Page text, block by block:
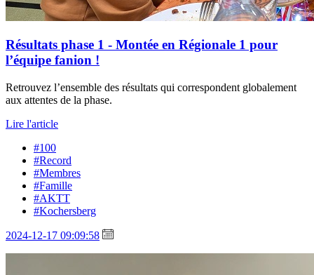
Résultats phase 1 - Montée en Régionale 1 pour
l’équipe fanion !
Retrouvez l’ensemble des résultats qui correspondent globalement
aux attentes de la phase.
Lire l'article
#100
#Record
#Membres
#Famille
#AKTT
#Kochersberg
2024-12-17 09:09:58